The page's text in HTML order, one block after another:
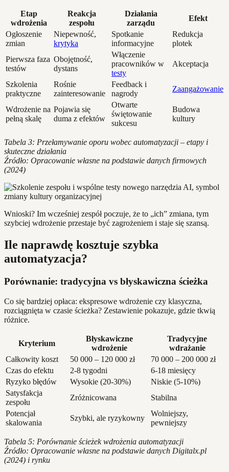
Etap
wdrożenia
Reakcja
zespołu
Działania
zarządu
Efekt
Ogłoszenie
zmian
Niepewność,
krytyka
Spotkanie
informacyjne
Redukcja
plotek
Pierwsza faza
testów
Obojętność,
dystans
Włączenie
pracowników w
testy
Akceptacja
Szkolenia
praktyczne
Rośnie
zainteresowanie
Feedback i
nagrody
Zaangażowanie
Wdrożenie na
pełną skalę
Pojawia się
duma z efektów
Otwarte
świętowanie
sukcesu
Budowa
kultury
Tabela 3: Przełamywanie oporu wobec automatyzacji – etapy i
skuteczne działania
Źródło: Opracowanie własne na podstawie danych firmowych
(2024)
Wnioski? Im wcześniej zespół poczuje, że to „ich” zmiana, tym
szybciej wdrożenie przestaje być zagrożeniem i staje się szansą.
Ile naprawdę kosztuje szybka
automatyzacja?
Porównanie: tradycyjna vs błyskawiczna ścieżka
Co się bardziej opłaca: ekspresowe wdrożenie czy klasyczna,
rozciągnięta w czasie ścieżka? Zestawienie pokazuje, gdzie tkwią
różnice.
Kryterium
Błyskawiczne
wdrożenie
Tradycyjne
wdrażanie
Całkowity koszt
50 000 – 120 000 zł
70 000 – 200 000 zł
Czas do efektu
2-8 tygodni
6-18 miesięcy
Ryzyko błędów
Wysokie (20-30%)
Niskie (5-10%)
Satysfakcja
zespołu
Zróżnicowana
Stabilna
Potencjał
skalowania
Szybki, ale ryzykowny
Wolniejszy,
pewniejszy
Tabela 5: Porównanie ścieżek wdrożenia automatyzacji
Źródło: Opracowanie własne na podstawie danych Digitalx.pl
(2024) i rynku